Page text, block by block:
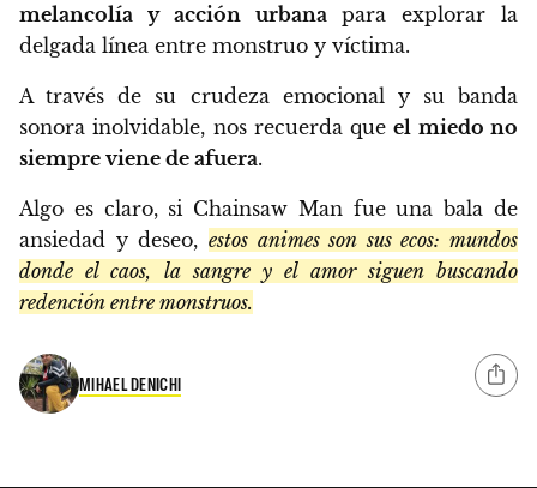
melancolía y acción urbana para explorar la
delgada línea entre monstruo y víctima.
A través de su crudeza emocional y su banda
sonora inolvidable, nos recuerda queel miedo no
siempre viene de afuera.
Algo es claro, si Chainsaw Man fue una bala de
ansiedad y deseo, estos animes son sus ecos: mundos
donde el caos, la sangre y el amor siguen buscando
redención entre monstruos.
MIHAEL DENICHI